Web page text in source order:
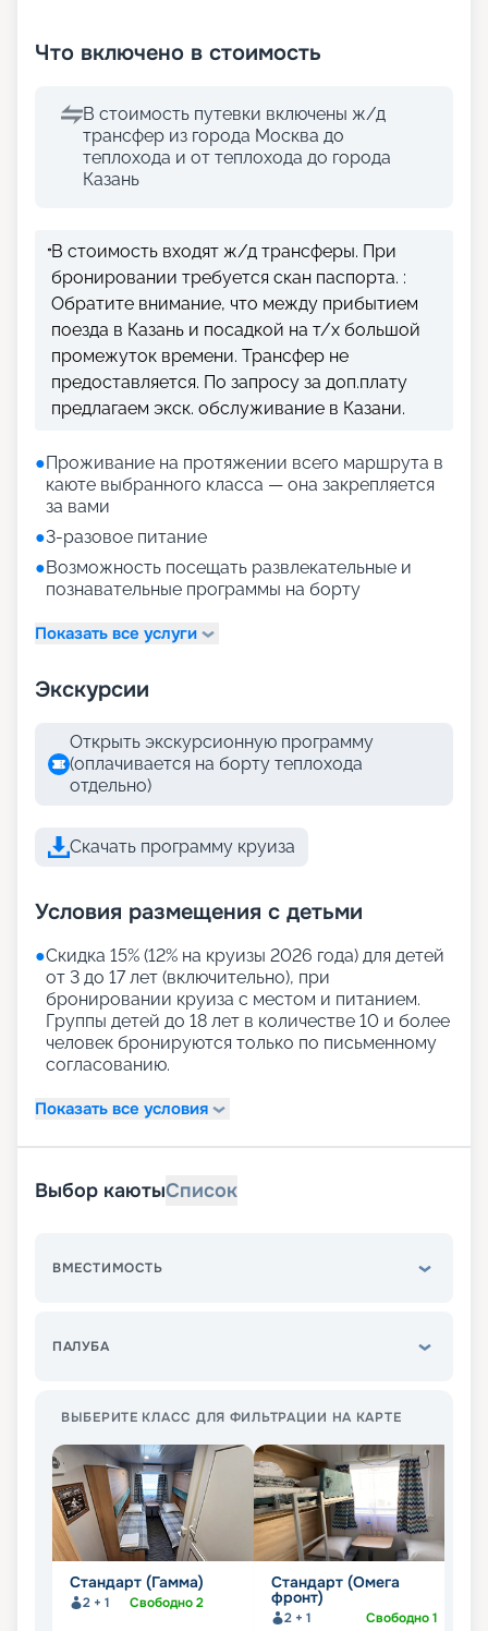
Что включено в стоимость
В стоимость путевки включены ж/д
трансфер из города Москва до
теплохода и от теплохода до города
Казань
В стоимость входят ж/д трансферы. При
бронировании требуется скан паспорта. :
Обратите внимание, что между прибытием
поезда в Казань и посадкой на т/х большой
промежуток времени. Трансфер не
предоставляется. По запросу за доп.плату
предлагаем экск. обслуживание в Казани.
●Проживание на протяжении всего маршрута в
каюте выбранного класса — она закрепляется
за вами
●3-разовое питание
●Возможность посещать развлекательные и
познавательные программы на борту
Показать все услуги
Экскурсии
Открыть экскурсионную программу
(оплачивается на борту теплохода
отдельно)
Скачать программу круиза
Условия размещения с детьми
●Скидка 15% (12% на круизы 2026 года) для детей
от 3 до 17 лет (включительно), при
бронировании круиза с местом и питанием.
Группы детей до 18 лет в количестве 10 и более
человек бронируются только по письменному
согласованию.
Показать все условия
Выбор каютыСписок
ВМЕСТИМОСТЬ
ПАЛУБА
ВЫБЕРИТЕ КЛАСС ДЛЯ ФИЛЬТРАЦИИ НА КАРТЕ
Стандарт (Гамма)
2 + 1 Свободно2
Стандарт (Омега
фронт)
2 + 1 Свободно1